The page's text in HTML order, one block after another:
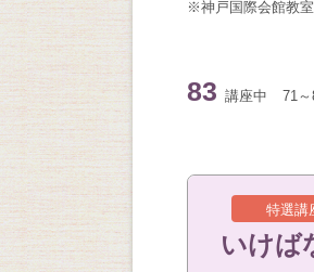
※神戸国際会館教
83 講座中 71～
特選講
いけ